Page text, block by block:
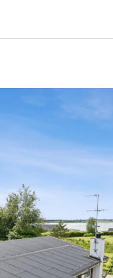
brede græsplæner
den ene tilgås
som et bjælkehus,
med en ekstra stue og
og bad, ligesom der
i boligen, der udefra
med træelementer
værelser, et
hvor en brændeovn
den ferierende familie
året rundt. Til jeres